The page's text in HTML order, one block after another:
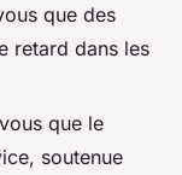
que des
retard dans les
que le
soutenue